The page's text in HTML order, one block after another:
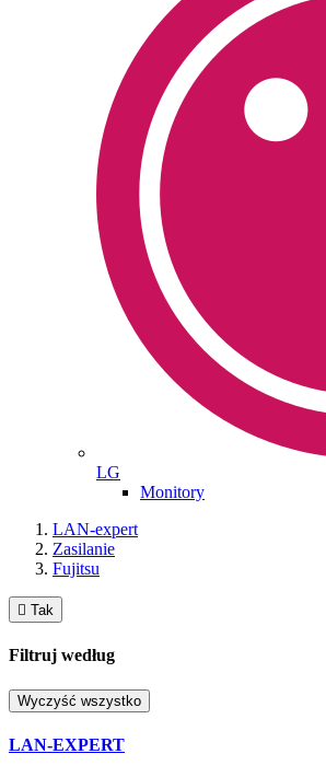
LG
Monitory
LAN-expert
Zasilanie
Fujitsu
 Tak
Filtruj według
Wyczyść wszystko
LAN-EXPERT